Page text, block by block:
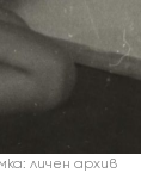
личен архив